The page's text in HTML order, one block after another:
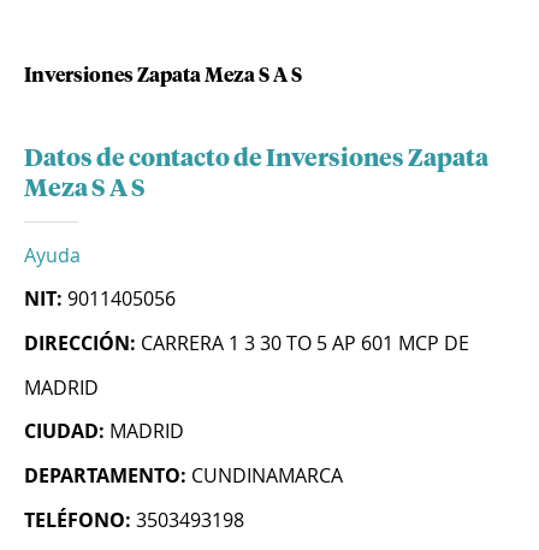
Inversiones Zapata Meza S A S
Datos de contacto de Inversiones Zapata
Meza S A S
Ayuda
NIT: 9011405056
DIRECCIÓN: CARRERA 1 3 30 TO 5 AP 601 MCP DE
MADRID
CIUDAD: MADRID
DEPARTAMENTO: CUNDINAMARCA
TELÉFONO: 3503493198